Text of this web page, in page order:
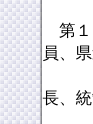
第１
員、
次
長、
す